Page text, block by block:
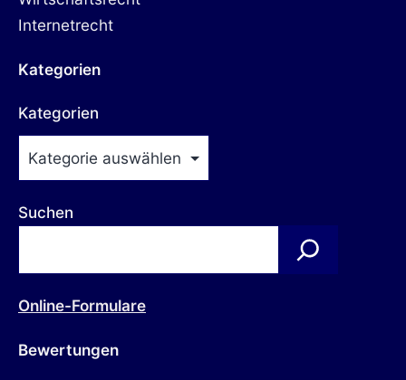
Internetrecht
Kategorien
Kategorien
Suchen
Online-Formulare
Bewertungen